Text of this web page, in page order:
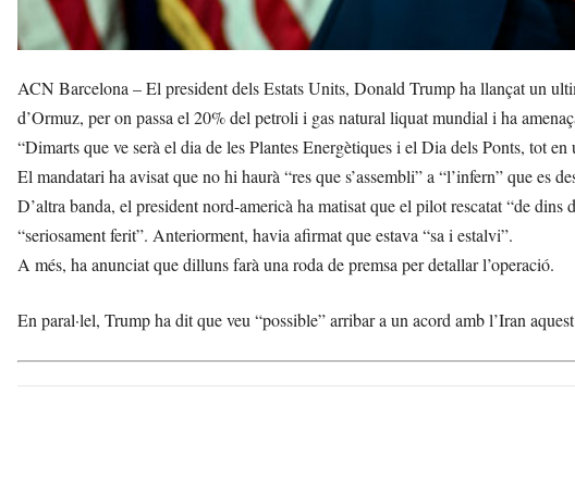
ACN Barcelona – El president dels Estats Units, Donald Trump ha llançat un
d’Ormuz, per on passa el 20% del petroli i gas natural liquat mundial i ha
“Dimarts que ve serà el dia de les Plantes Energètiques i el Dia dels Ponts, tot
El mandatari ha avisat que no hi haurà “res que s’assembli” a “l’infern” que es
D’altra banda, el president nord-americà ha matisat que el pilot rescatat “de dins
“seriosament ferit”. Anteriorment, havia afirmat que estava “sa i estalvi”.
A més, ha anunciat que dilluns farà una roda de premsa per detallar l’operació.
En paral·lel, Trump ha dit que veu “possible” arribar a un acord amb l’Iran